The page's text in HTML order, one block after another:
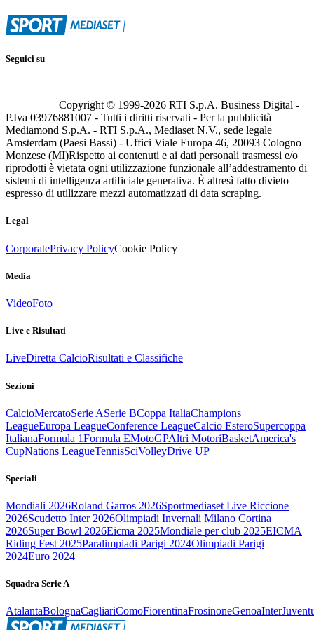
Seguici su
Copyright © 1999-2026 RTI S.p.A. Business Digital -
P.Iva 03976881007 - Tutti i diritti riservati - Per la pubblicità
Mediamond S.p.A. - RTI S.p.A., Mediaset N.V., sede legale
Amsterdam (Paesi Bassi) - Uffici Viale Europa 46, 20093 Cologno
Monzese (MI)Rispetto ai contenuti e ai dati personali trasmessi e/o
riprodotti è vietata ogni utilizzazione funzionale all’addestramento di
sistemi di intelligenza artificiale generativa. È altresì fatto divieto
espresso di utilizzare mezzi automatizzati di data scraping.
Legal
CorporatePrivacy PolicyCookie Policy
Media
VideoFoto
Live e Risultati
LiveDiretta CalcioRisultati e Classifiche
Sezioni
CalcioMercatoSerie ASerie BCoppa ItaliaChampions
LeagueEuropa LeagueConference LeagueCalcio EsteroSupercoppa
ItalianaFormula 1Formula EMotoGPAltri MotoriBasketAmerica's
CupNations LeagueTennisSciVolleyDrive UP
Speciali
Mondiali 2026Roland Garros 2026Sportmediaset Live Riccione
2026Scudetto Inter 2026Olimpiadi Invernali Milano Cortina
2026Super Bowl 2026Eicma 2025Mondiale per club 2025EICMA
Riding Fest 2025Paralimpiadi Parigi 2024Olimpiadi Parigi
2024Euro 2024
Squadra Serie A
AtalantaBolognaCagliariComoFiorentinaFrosinoneGenoaInter